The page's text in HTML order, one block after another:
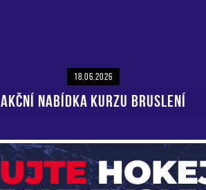
18.06.2026
AKČNÍ NABÍDKA KURZU BRUSLENÍ